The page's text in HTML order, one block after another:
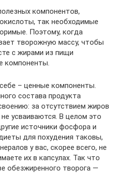
компонентов,
так необходимые
Поэтому, когда
творожную массу, чтобы
с жирами из пищи
компоненты.
– ценные компоненты.
состава продукта
за отсутствием жиров
усваиваются. В целом это
источники фосфора и
для похудения таковы,
у вас, скорее всего, не
их в капсулах. Так что
обезжиренного творога —